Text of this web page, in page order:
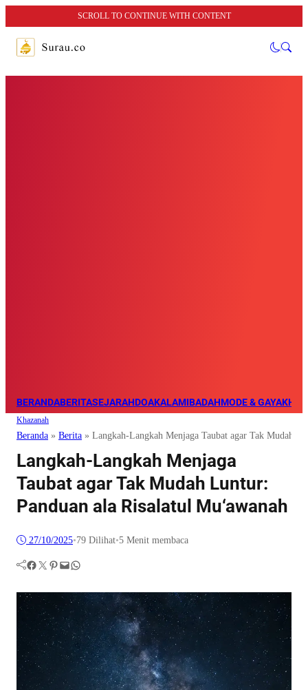
SCROLL TO CONTINUE WITH CONTENT
BERANDABERITASEJARAHDOAKALAMIBADAHMODE & GAYA
Khazanah
Beranda » Berita » Langkah-Langkah Menjaga Taubat agar Tak Mudah
Langkah-Langkah Menjaga
Taubat agar Tak Mudah Luntur:
Panduan ala Risalatul Mu‘awanah
27/10/2025•79 Dilihat•5 Menit membaca
Facebook Twitter Pinterest Mail WhatsApp